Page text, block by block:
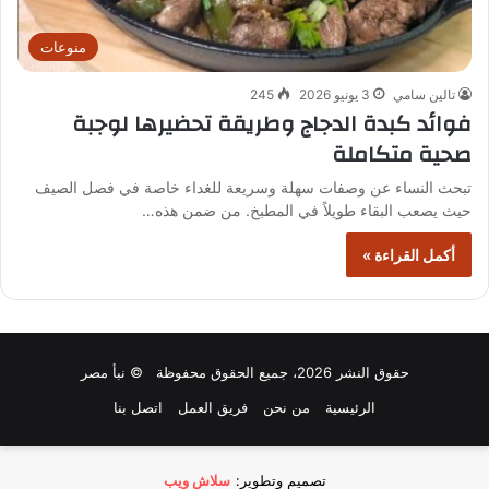
منوعات
تالين سامي 3 يونيو 2026 245
فوائد كبدة الدجاج وطريقة تحضيرها لوجبة
صحية متكاملة
تبحث النساء عن وصفات سهلة وسريعة للغداء خاصة في فصل الصيف
حيث يصعب البقاء طويلاً في المطبخ. من ضمن هذه…
أكمل القراءة »
حقوق النشر 2026، جميع الحقوق محفوظة © نبأ مصر
الرئيسية
من نحن فريق العمل اتصل بنا
تصميم وتطوير: سلاش ويب